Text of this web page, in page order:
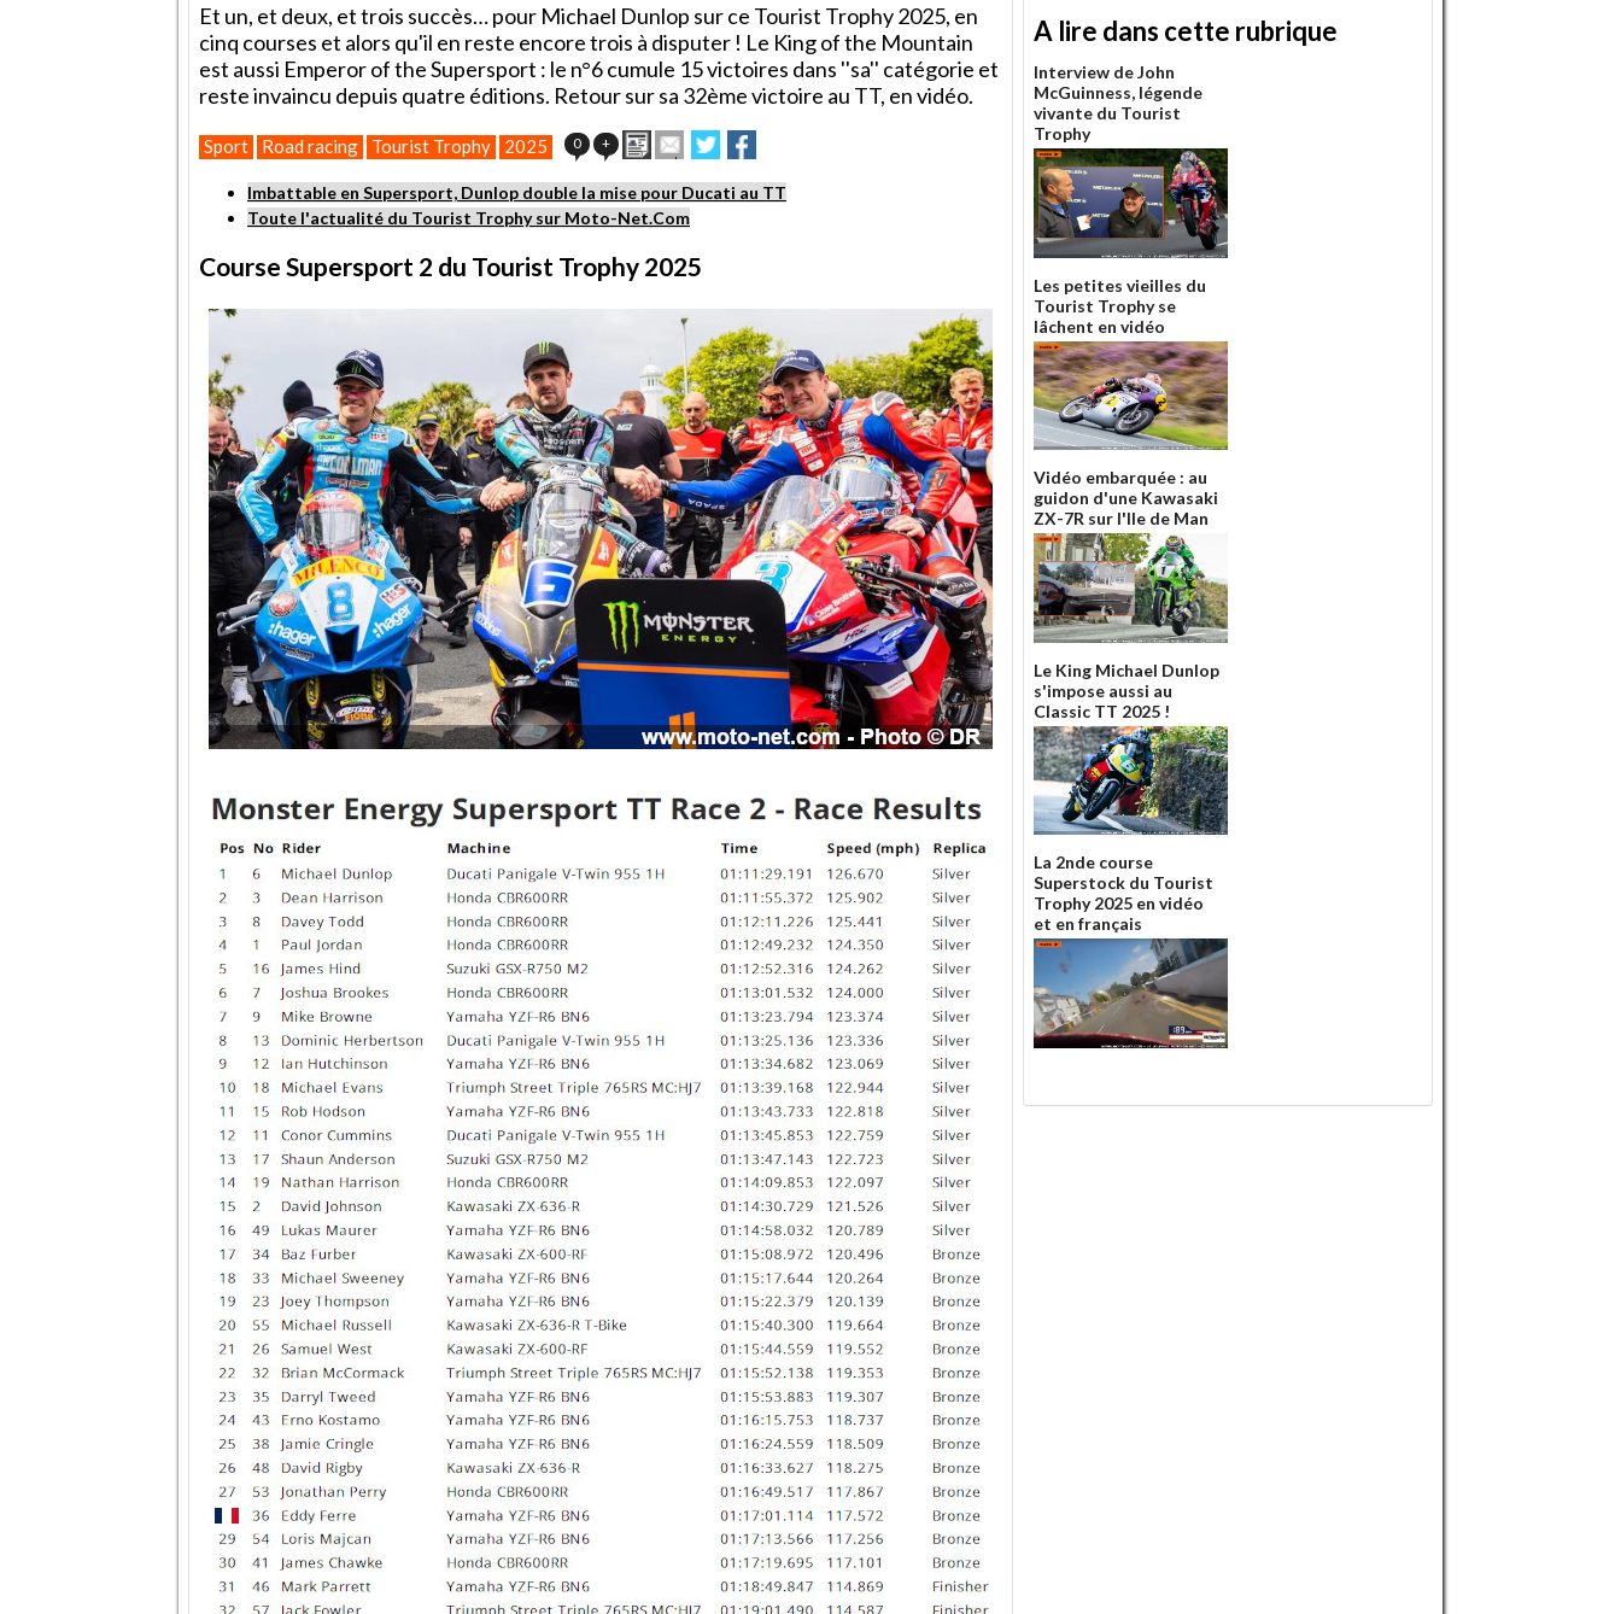
Et un, et deux, et trois succès… pour Michael Dunlop sur ce Tourist Trophy 2025, en
cinq courses et alors qu'il en reste encore trois à disputer ! Le King of the Mountain
est aussi Emperor of the Supersport : le n°6 cumule 15 victoires dans ''sa'' catégorie et
reste invaincu depuis quatre éditions. Retour sur sa 32ème victoire au TT, en vidéo.
Sport Road racing Tourist Trophy 2025 0 + ImprimerEnvoyer
cet
article
à
un
Partager
sur
Twitter
sur
Facebook
Imbattable en Supersport, Dunlop double la mise pour Ducati au TT
Toute l'actualité du Tourist Trophy sur Moto-Net.Com
Course Supersport 2 du Tourist Trophy 2025
A lire dans cette rubrique
Interview de John
McGuinness, légende
vivante du Tourist
Trophy
Les petites vieilles du
Tourist Trophy se
lâchent en vidéo
Vidéo embarquée : au
guidon d'une Kawasaki
ZX-7R sur l'Ile de Man
Le King Michael Dunlop
s'impose aussi au
Classic TT 2025 !
La 2nde course
Superstock du Tourist
Trophy 2025 en vidéo
et en français